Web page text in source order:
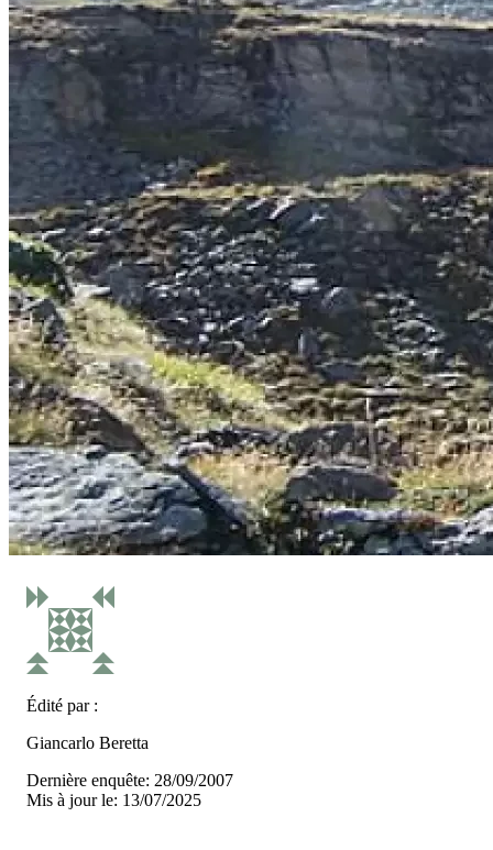
Édité par :
Giancarlo Beretta
Dernière enquête: 28/09/2007
Mis à jour le: 13/07/2025